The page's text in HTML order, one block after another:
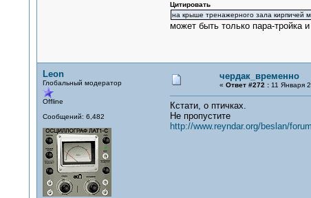
Цитировать
на крыше тренажерного зала кирпичей
может быть только пара-тройка и
Leon
Глобальный модератор
Offline
Сообщений: 6,482
чердак_временно
« Ответ #272 :11 Января
Кстати, о птичках.
Не пропустите
http://www.reyndar.org/beslan/